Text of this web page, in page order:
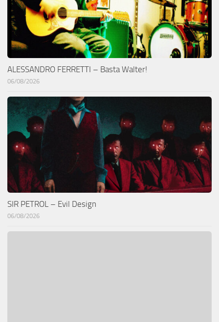
ALESSANDRO FERRETTI – Basta Walter!
06/08/2026
SIR PETROL – Evil Design
06/08/2026